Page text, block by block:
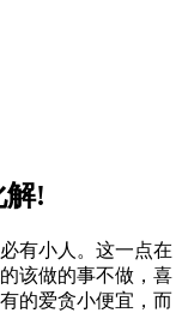
解!
有小人。这一点在
该做的事不做，喜
的爱贪小便宜，而